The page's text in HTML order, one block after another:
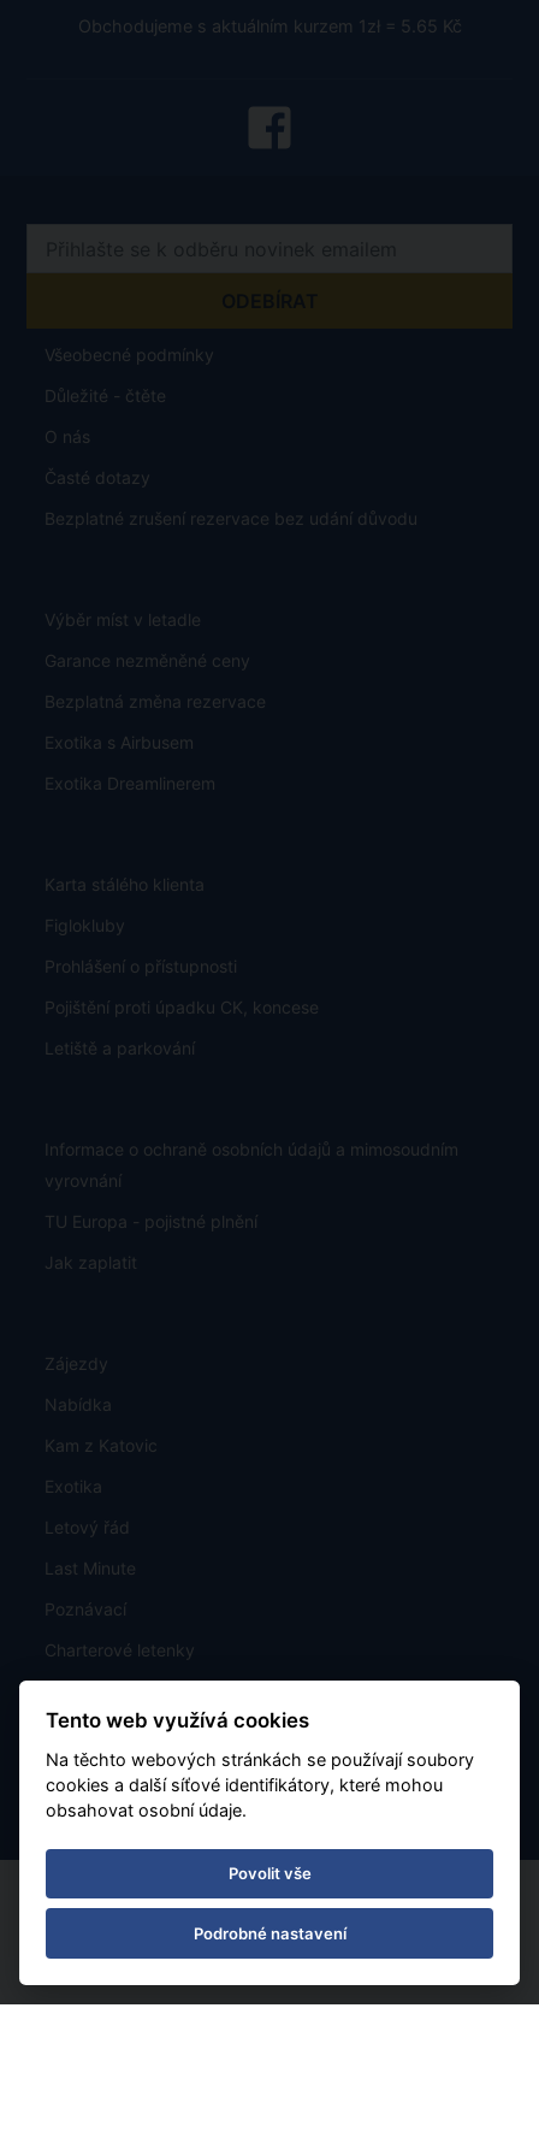
Obchodujeme s aktuálním kurzem 1zł = 5.65 Kč
Všeobecné podmínky
Důležité - čtěte
O nás
Časté dotazy
Bezplatné zrušení rezervace bez udání důvodu
Výběr míst v letadle
Garance nezměněné ceny
Bezplatná změna rezervace
Exotika s Airbusem
Exotika Dreamlinerem
Karta stálého klienta
Figlokluby
Prohlášení o přístupnosti
Pojištění proti úpadku CK, koncese
Letiště a parkování
Informace o ochraně osobních údajů a mimosoudním
vyrovnání
TU Europa - pojistné plnění
Jak zaplatit
Zájezdy
Nabídka
Kam z Katovic
Exotika
Letový řád
Last Minute
Poznávací
Charterové letenky
Kontakt
Nastavení Cookies
Tento web využívá cookies
Na těchto webových stránkách se používají soubory
cookies a další síťové identifikátory, které mohou
obsahovat osobní údaje.
Povolit vše
Podrobné nastavení